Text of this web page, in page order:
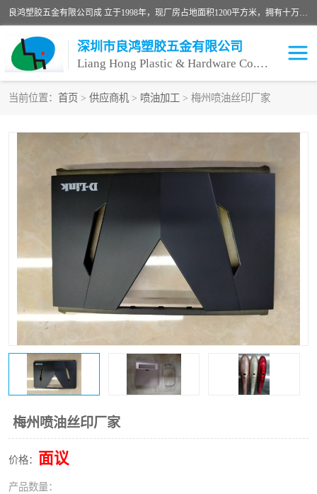
良鸿塑胶五金有限公司成 立于1998年，现厂房占地面积1200平方米，拥有十万级无尘车间，自动喷涂线1条，手动喷涂线2条，丝印移印滚印烫印拉线1条，本公司自建厂以来一直 以“顾客、品质、服务三个第一”为原则，从来货到处理、喷漆、烘烤、品检、包装等每一道工序都严格把持质量关，竭诚为广大朋友、客户服务。现如今已深得广 大客户信赖。
深圳市良鸿塑胶五金有限公司
Liang Hong Plastic & Hardware Co. Ltd
当前位置： 首页 > 供应商机 > 喷油加工 > 梅州喷油丝印厂家
梅州喷油丝印厂家
价格： 面议
产品数量：
塑胶外壳喷油 五金外壳喷油